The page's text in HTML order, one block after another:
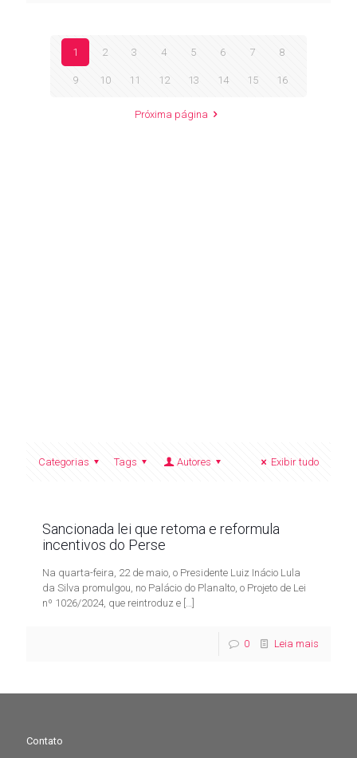
1 2 3 4 5 6 7 8
9 10 11 12 13 14 15 16
Próxima página
Categorias Tags Autores Exibir tudo
Sancionada lei que retoma e reformula
incentivos do Perse
Na quarta-feira, 22 de maio, o Presidente Luiz Inácio Lula
da Silva promulgou, no Palácio do Planalto, o Projeto de Lei
nº 1026/2024, que reintroduz e […]
0 Leia mais
Varginha/MG - 37.004-340
Contato